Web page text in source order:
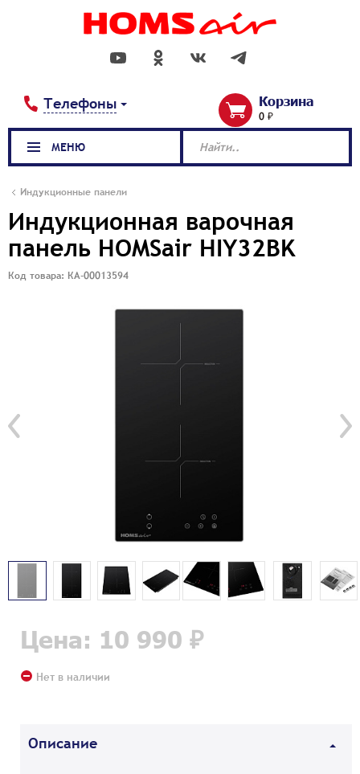
Телефоны Корзина
0 ₽
Индукционные панели
Индукционная варочная
панель HOMSair HIY32BK
Код товара: КА-00013594
Цена: 10 990 ₽
Нет в наличии
Описание
МЕНЮ Найти..